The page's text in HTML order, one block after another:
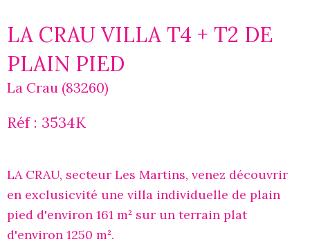
LA CRAU VILLA T4 + T2 DE
PLAIN PIED
La Crau (83260)
Réf : 3534K
LA CRAU, secteur Les Martins, venez découvrir
en exclusicvité une villa individuelle de plain
pied d'environ 161 m² sur un terrain plat
d'environ 1250 m².